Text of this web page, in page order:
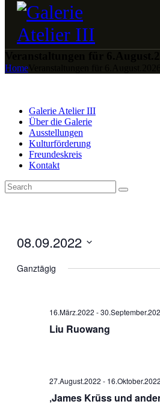
Home
Galerie Atelier III
Über die Galerie
Ausstellungen
Kulturförderung
Freundeskreis
Kontakt
08.09.2022
wählen.
Ganztägig
16.März.2022 -
Liu Ruowang
27.August.2022 - 16.Oktober.2022
‚James Krüss und